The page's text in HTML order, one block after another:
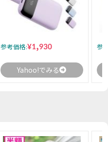
参考価格:¥1,930
Yahoo!でみる
参